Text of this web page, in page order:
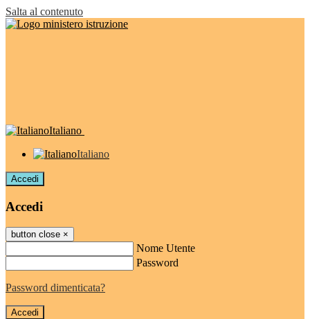
Salta al contenuto
Italiano
Italiano
Accedi
Accedi
button close ×
Nome Utente
Password
Password dimenticata?